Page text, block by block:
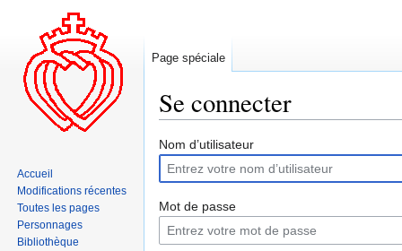
Se connecter
Aller
la
navigation
Aller
la
recherche
Nom d’utilisateur
Mot de passe
Page spéciale
Accueil
Modifications récentes
Toutes les pages
Personnages
Bibliothèque